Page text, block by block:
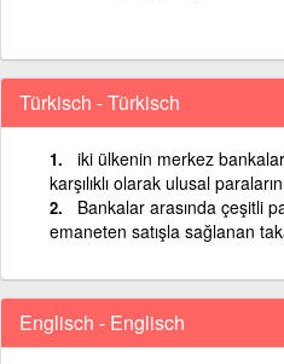
Türkisch - Türkisch
iki ülkenin merkez
karşılıklı olarak ulusal
Bankalar arasında çeşitli
emaneten satışla sağlanan
Englisch - Englisch